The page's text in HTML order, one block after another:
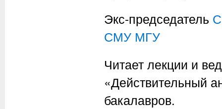
Экс-председатель
СМУ МГУ
Читает лекции и
«Действительный
бакалавров.